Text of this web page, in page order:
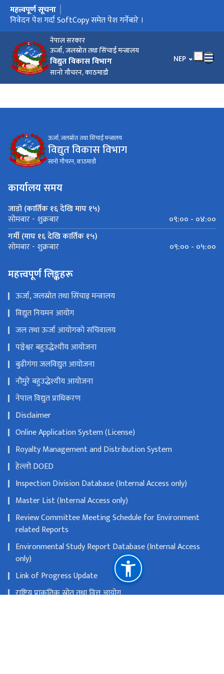
नेपाल सरकार
ऊर्जा, जलस्रोत तथा सिंचाई मन्त्रालय
विद्युत विकास विभाग
सानो गौचरन, काठमाडौ
भाषा चयन गर्नुहोस्
NEP
मुख्य नेभिगेसनमा जानुहोस्
महत्त्वपूर्ण सूचना
प्रस्तुतीकरणको समय तालिका परिमार्जन गरिएको बारे I
निवेदन पेश गर्दा SoftCopy समेत पेश गर्नेबारे ।
प्रस्तुतिकरणको समय तालिका बारे ।
Data Regarding Dam Safety Analysis
Notice of Extension of EoI Submission Deadline
Request for EOI for Development of Hydropower Projects
in BOOT Model
आर्थिक वर्ष २०८१/८२ सम्मको वक्यौता विद्युत रोयल्टी सम्वन्धी सूचना !!!
ऊर्जा, जलस्रोत तथा सिंचाई मन्त्रालय
विद्युत विकास विभाग
सानो गौचरन, काठमाडौ
कार्यालय समय
जाडो (कार्तिक १६ देखि माघ १५)
सोमबार - शुक्रबार
०९:०० - ०४:००
गर्मी (माघ १६ देखि कार्तिक १५)
सोमबार - शुक्रबार ०९:०० - ०५:००
महत्त्वपूर्ण लिङ्कहरू
ऊर्जा, जलस्रोत तथा सिंचाइ मन्त्रालय
विद्युत नियमन आयोग
जल तथा ऊर्जा आयोगको सचिवालय
पञ्चेश्वर बहुउद्धेश्यीय आयोजना
बुढीगंगा जलविद्युत आयोजना
नौमुरे बहुउद्धेश्यीय आयोजना
नेपाल विद्युत प्राधिकरण
Disclaimer
Online Application System (License)
Royalty Management and Distribution System
हेल्लो DOED
Inspection Division Database (Internal Access only)
Master List (Internal Access only)
Review Committee Meeting Schedule for Environment
related Reports
Environmental Study Report Database (Internal Access
only)
Link of Progress Update
राष्ट्रिय प्राकृतिक स्रोत तथा वित्त आयोग